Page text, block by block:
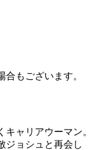
もございます。
ャリアウーマン。
ジョシュと再会し